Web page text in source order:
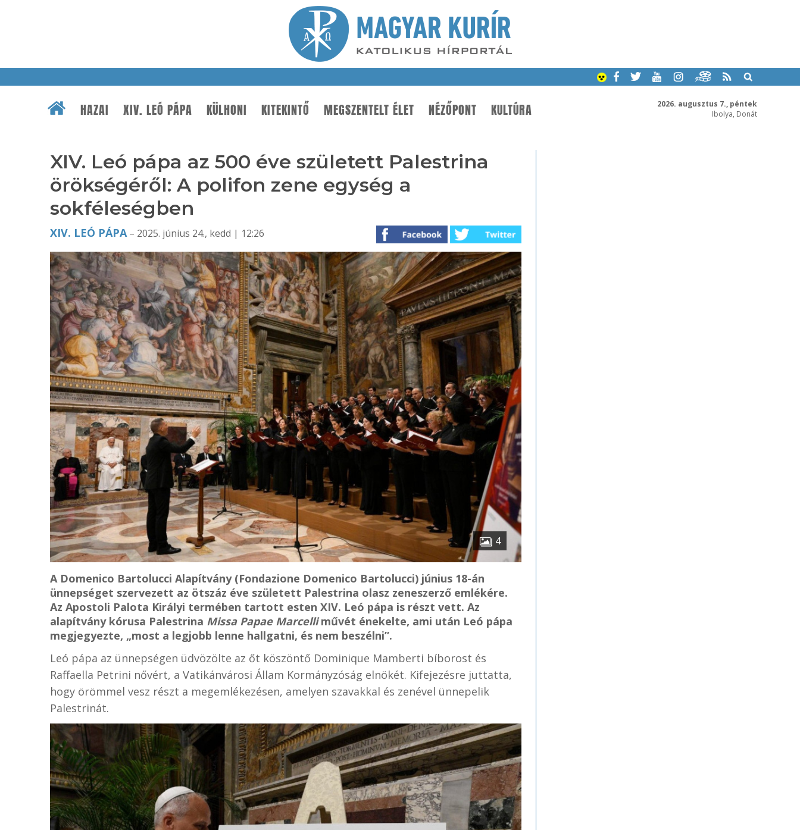
2026. augusztus 7., péntek
Ibolya, Donát
HAZAI XIV. LEÓ PÁPA KÜLHONI KITEKINTŐ MEGSZENTELT ÉLET NÉZŐPONT KULTÚRA
XIV. Leó pápa az 500 éve született Palestrina
örökségéről: A polifon zene egység a
sokféleségben
XIV. LEÓ PÁPA– 2025. június 24., kedd | 12:26
4
A Domenico Bartolucci Alapítvány (Fondazione Domenico Bartolucci) június 18-án
ünnepséget szervezett az ötszáz éve született Palestrina olasz zeneszerző emlékére.
Az Apostoli Palota Királyi termében tartott esten XIV. Leó pápa is részt vett. Az
alapítvány kórusa Palestrina Missa Papae Marcelliművét énekelte, ami után Leó pápa
megjegyezte, „most a legjobb lenne hallgatni, és nem beszélni”.
Leó pápa az ünnepségen üdvözölte az őt köszöntő Dominique Mamberti bíborost és
Raffaella Petrini nővért, a Vatikánvárosi Állam Kormányzóság elnökét. Kifejezésre juttatta,
hogy örömmel vesz részt a megemlékezésen, amelyen szavakkal és zenével ünnepelik
Palestrinát.